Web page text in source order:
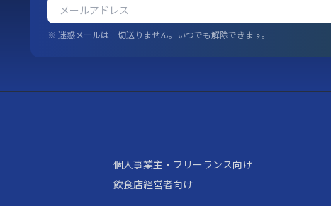
※ 迷惑メールは一切送りません。いつでも解除できます。
個人事業主・フリーランス向け
飲食店経営者向け